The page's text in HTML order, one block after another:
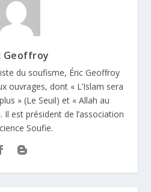
Geoffroy
du soufisme, Éric Geoffroy
ouvrages, dont « L’Islam sera
» (Le Seuil) et « Allah au
Il est président de l’association
Soufie.